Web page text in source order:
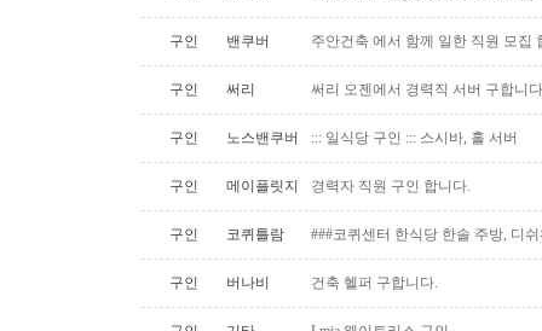
구인 밴쿠버 주안건축 에서 함께 일한 직원 모집
구인 써리 써리 오젠에서 경력직 서버 구합니다
구인 노스밴쿠버 ::: 일식당 구인 ::: 스시바, 홀 서버
구인 메이플릿지 경력자 직원 구인 합니다.
구인 코퀴틀람 ###코퀴센터 한식당 한솔 주방, 디
구인 버나비 건축 헬퍼 구합니다.